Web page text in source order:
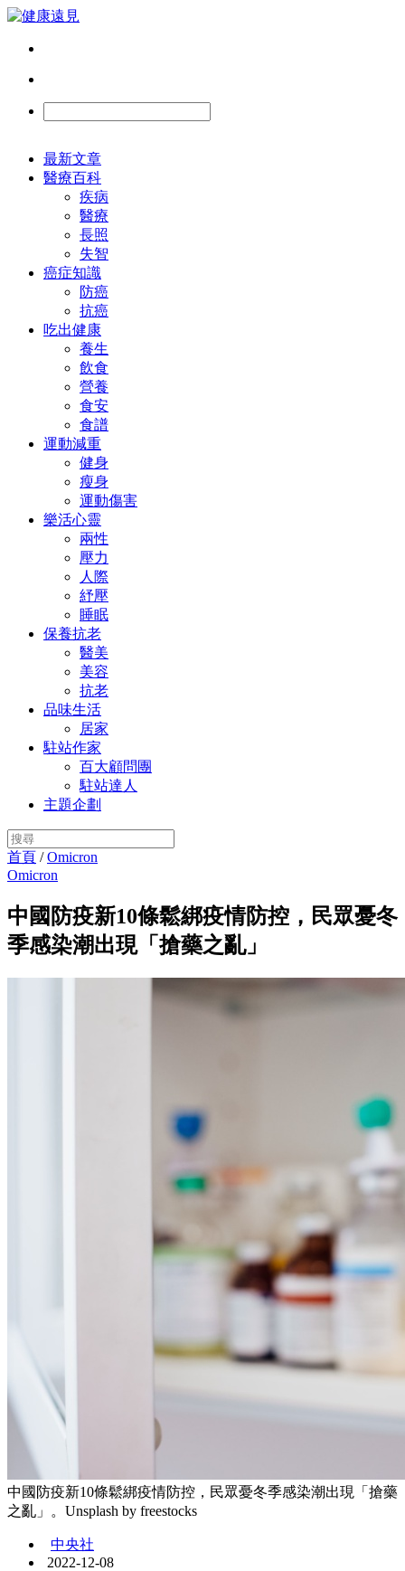
最新文章
醫療百科
疾病
醫療
長照
失智
癌症知識
防癌
抗癌
吃出健康
養生
飲食
營養
食安
食譜
運動減重
健身
瘦身
運動傷害
樂活心靈
兩性
壓力
人際
紓壓
睡眠
保養抗老
醫美
美容
抗老
品味生活
居家
駐站作家
百大顧問團
駐站達人
主題企劃
首頁 /Omicron
Omicron
中國防疫新10條鬆綁疫情防控，民眾憂冬
季感染潮出現「搶藥之亂」
中國防疫新10條鬆綁疫情防控，民眾憂冬季感染潮出現「搶藥
之亂」。Unsplash by freestocks
中央社
2022-12-08